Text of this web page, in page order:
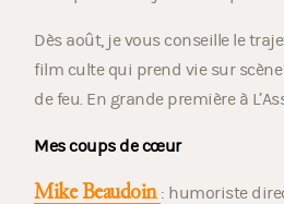
Dès août, je vous conseille le
film culte qui prend vie sur
de feu. En grande première à
Mes coups de cœur
Mike Beaudoin : humoriste